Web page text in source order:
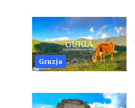
Gruzja